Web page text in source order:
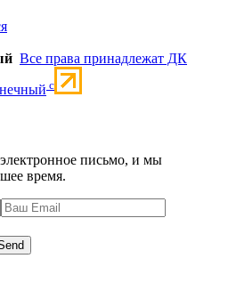
Все права принадлежат ДК
c
письмо, и мы
время.